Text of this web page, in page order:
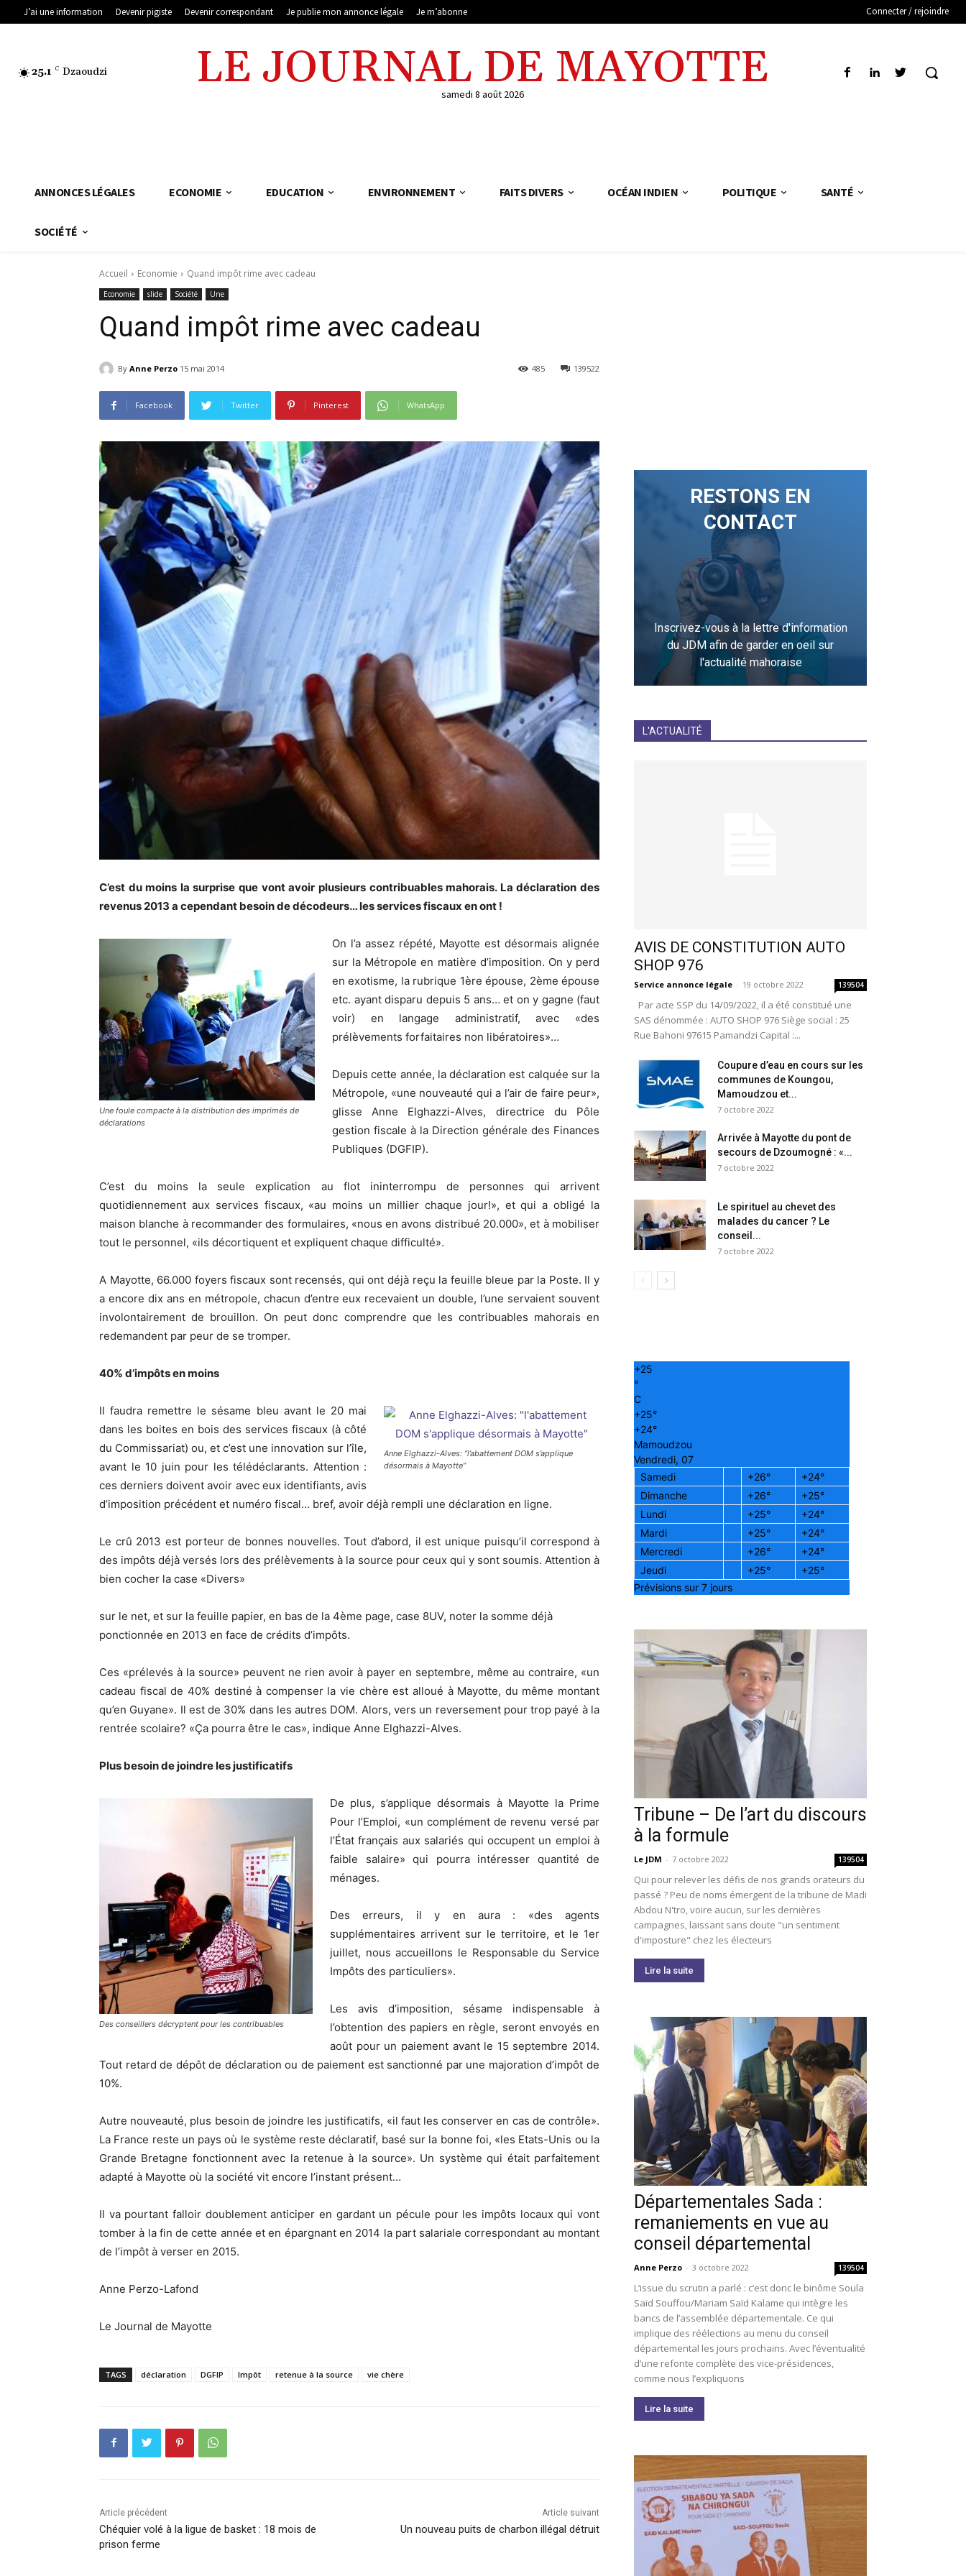
J’ai une information Devenir pigiste Devenir correspondant Je publie mon annonce légale Je m’abonne Connecter / rejoindre
25.1 C Dzaoudzi LE JOURNAL DE MAYOTTE
samedi 8 août 2026
ANNONCES LÉGALES ECONOMIE EDUCATION ENVIRONNEMENT FAITS DIVERS OCÉAN INDIEN POLITIQUE SANTÉ
SOCIÉTÉ
Accueil Economie Quand impôt rime avec cadeau
Economie slide Société Une
Quand impôt rime avec cadeau
By Anne Perzo 15 mai 2014 139522
485
Facebook Twitter Pinterest WhatsApp
C’est du moins la surprise que vont avoir plusieurs contribuables mahorais. La déclaration des
revenus 2013 a cependant besoin de décodeurs… les services fiscaux en ont !
Une foule compacte à la distribution des imprimés de
déclarations
On l’a assez répété, Mayotte est désormais alignée
sur la Métropole en matière d’imposition. On y perd
en exotisme, la rubrique 1ère épouse, 2ème épouse
etc. ayant disparu depuis 5 ans… et on y gagne (faut
voir) en langage administratif, avec «des
prélèvements forfaitaires non libératoires»…
Depuis cette année, la déclaration est calquée sur la
Métropole, «une nouveauté qui a l’air de faire peur»,
glisse Anne Elghazzi-Alves, directrice du Pôle
gestion fiscale à la Direction générale des Finances
Publiques (DGFIP).
C’est du moins la seule explication au flot ininterrompu de personnes qui arrivent
quotidiennement aux services fiscaux, «au moins un millier chaque jour!», et qui a obligé la
maison blanche à recommander des formulaires, «nous en avons distribué 20.000», et à mobiliser
tout le personnel, «ils décortiquent et expliquent chaque difficulté».
A Mayotte, 66.000 foyers fiscaux sont recensés, qui ont déjà reçu la feuille bleue par la Poste. Il y
a encore dix ans en métropole, chacun d’entre eux recevaient un double, l’une servaient souvent
involontairement de brouillon. On peut donc comprendre que les contribuables mahorais en
redemandent par peur de se tromper.
40% d’impôts en moins
Anne Elghazzi-Alves: “l’abattement DOM s’applique
désormais à Mayotte”
Il faudra remettre le sésame bleu avant le 20 mai
dans les boites en bois des services fiscaux (à côté
du Commissariat) ou, et c’est une innovation sur l’île,
avant le 10 juin pour les télédéclarants. Attention :
ces derniers doivent avoir avec eux identifiants, avis
d’imposition précédent et numéro fiscal… bref, avoir déjà rempli une déclaration en ligne.
Le crû 2013 est porteur de bonnes nouvelles. Tout d’abord, il est unique puisqu’il correspond à
des impôts déjà versés lors des prélèvements à la source pour ceux qui y sont soumis. Attention à
bien cocher la case «Divers»
sur le net, et sur la feuille papier, en bas de la 4ème page, case 8UV, noter la somme déjà
ponctionnée en 2013 en face de crédits d’impôts.
Ces «prélevés à la source» peuvent ne rien avoir à payer en septembre, même au contraire, «un
cadeau fiscal de 40% destiné à compenser la vie chère est alloué à Mayotte, du même montant
qu’en Guyane». Il est de 30% dans les autres DOM. Alors, vers un reversement pour trop payé à la
rentrée scolaire? «Ça pourra être le cas», indique Anne Elghazzi-Alves.
Plus besoin de joindre les justificatifs
Des conseillers décryptent pour les contribuables
De plus, s’applique désormais à Mayotte la Prime
Pour l’Emploi, «un complément de revenu versé par
l’État français aux salariés qui occupent un emploi à
faible salaire» qui pourra intéresser quantité de
ménages.
Des erreurs, il y en aura : «des agents
supplémentaires arrivent sur le territoire, et le 1er
juillet, nous accueillons le Responsable du Service
Impôts des particuliers».
Les avis d’imposition, sésame indispensable à
l’obtention des papiers en règle, seront envoyés en
août pour un paiement avant le 15 septembre 2014.
Tout retard de dépôt de déclaration ou de paiement est sanctionné par une majoration d’impôt de
10%.
Autre nouveauté, plus besoin de joindre les justificatifs, «il faut les conserver en cas de contrôle».
La France reste un pays où le système reste déclaratif, basé sur la bonne foi, «les Etats-Unis ou la
Grande Bretagne fonctionnent avec la retenue à la source». Un système qui était parfaitement
adapté à Mayotte où la société vit encore l’instant présent…
Il va pourtant falloir doublement anticiper en gardant un pécule pour les impôts locaux qui vont
tomber à la fin de cette année et en épargnant en 2014 la part salariale correspondant au montant
de l’impôt à verser en 2015.
Anne Perzo-Lafond
Le Journal de Mayotte
TAGS déclaration DGFIP Impôt retenue à la source vie chère
Article précédent
Chéquier volé à la ligue de basket : 18 mois de
prison ferme
Article suivant
Un nouveau puits de charbon illégal détruit
RESTONS EN
CONTACT
Inscrivez-vous à la lettre d'information
du JDM afin de garder en oeil sur
l'actualité mahoraise
L'ACTUALITÉ
AVIS DE CONSTITUTION AUTO
SHOP 976
Service annonce légale - 19 octobre 2022 139504
Par acte SSP du 14/09/2022, il a été constitué une
SAS dénommée : AUTO SHOP 976 Siège social : 25
Rue Bahoni 97615 Pamandzi Capital :...
Coupure d’eau en cours sur les
communes de Koungou,
Mamoudzou et...
7 octobre 2022
Arrivée à Mayotte du pont de
secours de Dzoumogné : «...
7 octobre 2022
Le spirituel au chevet des
malades du cancer ? Le
conseil...
7 octobre 2022
+25
°
C
+25°
+24°
Mamoudzou
Vendredi, 07
Samedi
+26° +24°
Dimanche
+26° +25°
Lundi
+25° +24°
Mardi
+25° +24°
Mercredi
+26° +24°
Jeudi
+25° +25°
Prévisions sur 7 jours
Tribune – De l’art du discours
à la formule
Le JDM - 7 octobre 2022 139504
Qui pour relever les défis de nos grands orateurs du
passé ? Peu de noms émergent de la tribune de Madi
Abdou N'tro, voire aucun, sur les dernières
campagnes, laissant sans doute "un sentiment
d'imposture" chez les électeurs
Lire la suite
Départementales Sada :
remaniements en vue au
conseil départemental
Anne Perzo - 3 octobre 2022 139504
L’issue du scrutin a parlé : c’est donc le binôme Soula
Saïd Souffou/Mariam Saïd Kalame qui intègre les
bancs de l’assemblée départementale. Ce qui
implique des réélections au menu du conseil
départemental les jours prochains. Avec l’éventualité
d’une refonte complète des vice-présidences,
comme nous l’expliquons
Lire la suite